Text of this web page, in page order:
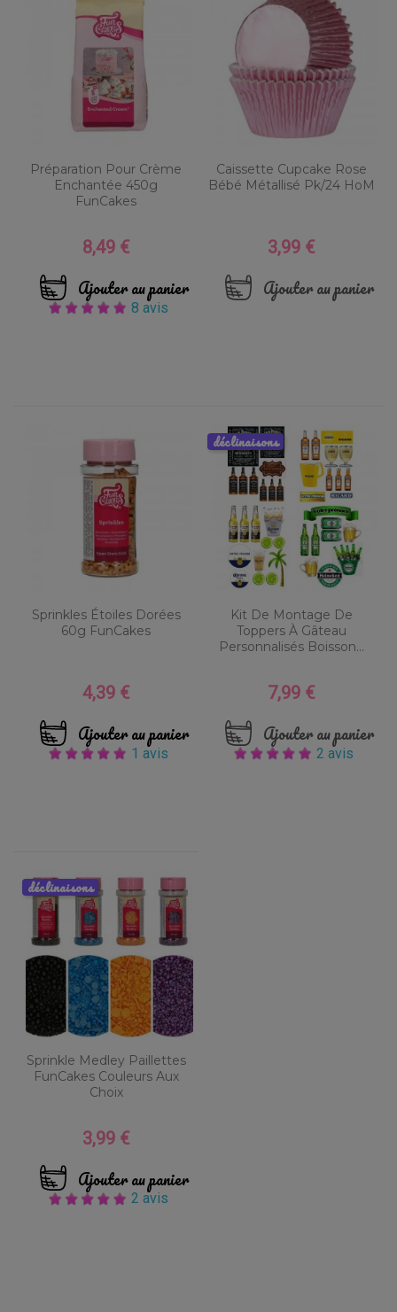
Préparation Pour Crème
Enchantée 450g
FunCakes
Prix
8,49 €
Ajouter au panier
8 avis
Caissette Cupcake Rose
Bébé Métallisé Pk/24 HoM
Prix
3,99 €
Ajouter au panier
Sprinkles Étoiles Dorées
60g FunCakes
Prix
4,39 €
Ajouter au panier
1 avis
Kit De Montage De
Toppers À Gâteau
Personnalisés Boisson...
Prix
7,99 €
Ajouter au panier
2 avis
déclinaisons
Sprinkle Medley Paillettes
FunCakes Couleurs Aux
Choix
Prix
3,99 €
Ajouter au panier
2 avis
déclinaisons